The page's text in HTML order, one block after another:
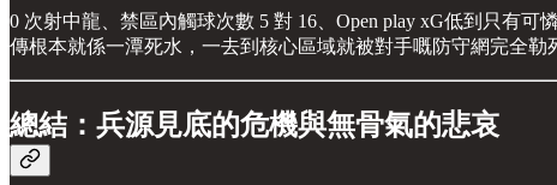
0 次射中龍、禁區內觸球次數 5 對 16、Open play xG低到只有
傳根本就係一潭死水，一去到核心區域就被對手嘅防守網完全勒
總結：兵源見底的危機與無骨氣的悲哀